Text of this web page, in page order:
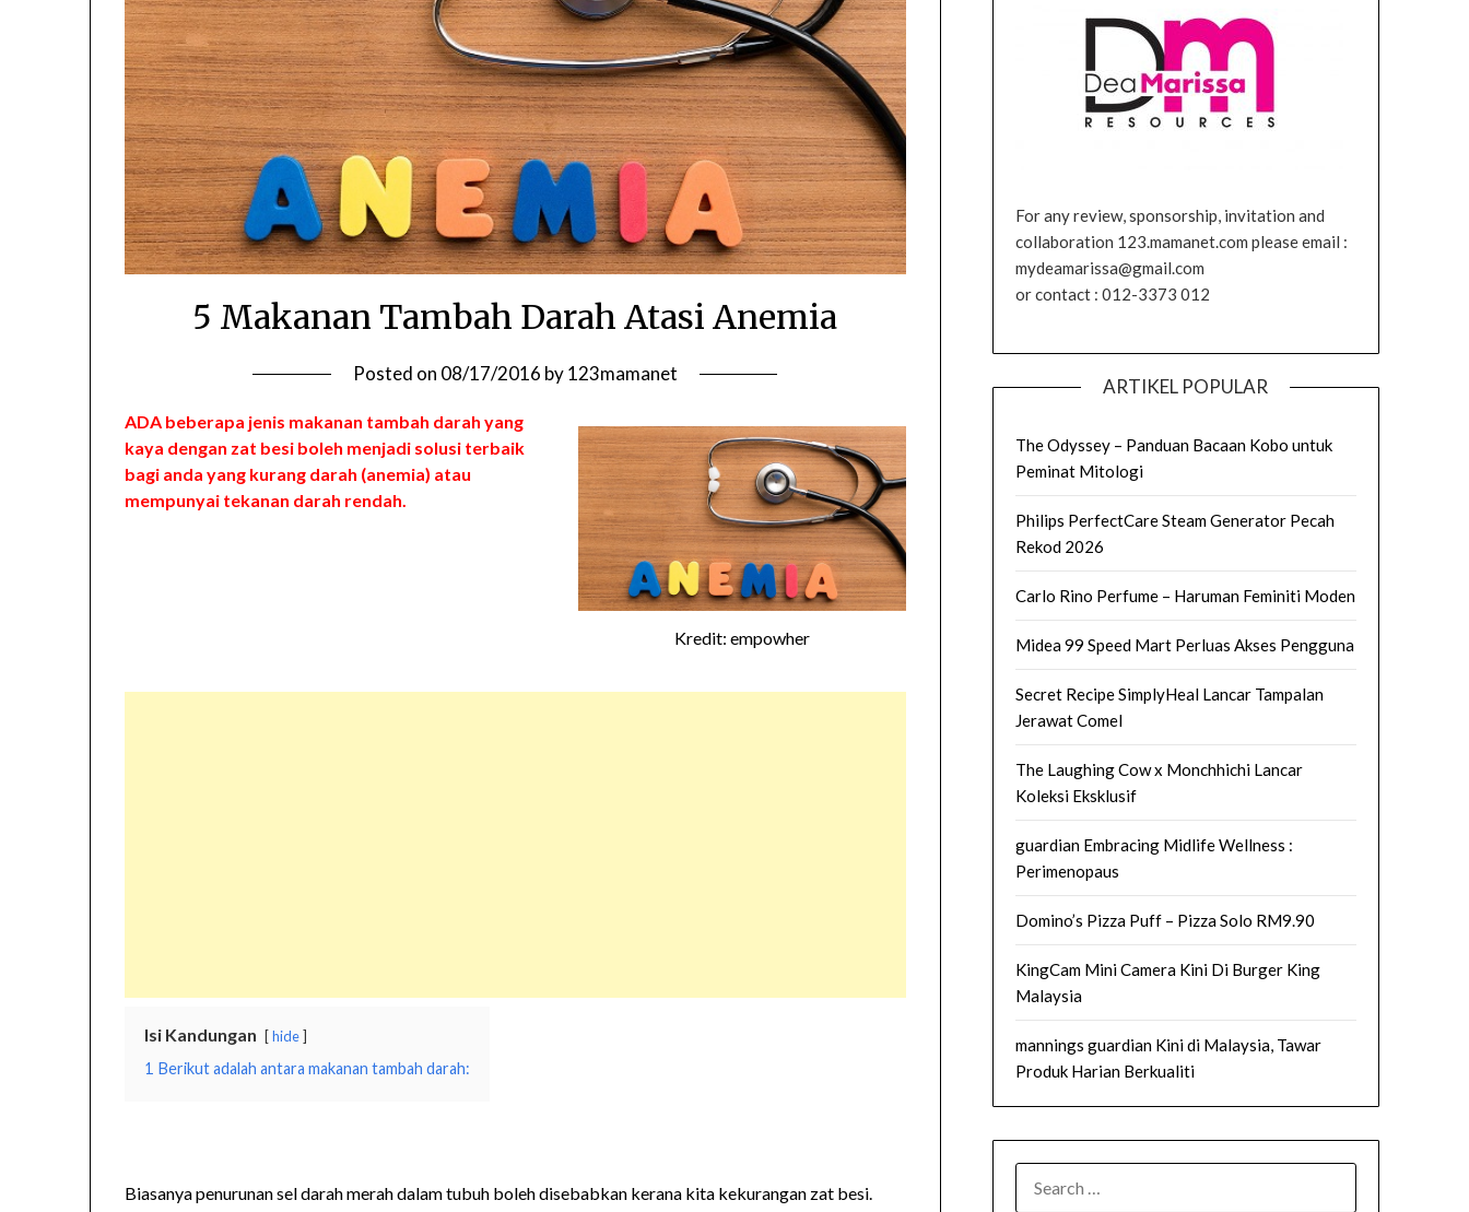
5 Makanan Tambah Darah Atasi Anemia
Posted on 08/17/2016 by123mamanet
Kredit: empowher
ADA beberapa jenis makanan tambah darah yang
kaya dengan zat besi boleh menjadi solusi terbaik
bagi anda yang kurang darah (anemia) atau
mempunyai tekanan darah rendah.
Isi Kandungan hide
1 Berikut adalah antara makanan tambah darah:
Biasanya penurunan sel darah merah dalam tubuh boleh disebabkan kerana kita kekurangan zat besi.
For any review, sponsorship, invitation and
collaboration 123.mamanet.com please email :
mydeamarissa@gmail.com
or contact : 012-3373 012
ARTIKEL POPULAR
The Odyssey – Panduan Bacaan Kobo untuk
Peminat Mitologi
Philips PerfectCare Steam Generator Pecah
Rekod 2026
Carlo Rino Perfume – Haruman Feminiti Moden
Midea 99 Speed Mart Perluas Akses Pengguna
Secret Recipe SimplyHeal Lancar Tampalan
Jerawat Comel
The Laughing Cow x Monchhichi Lancar
Koleksi Eksklusif
guardian Embracing Midlife Wellness :
Perimenopaus
Domino’s Pizza Puff – Pizza Solo RM9.90
KingCam Mini Camera Kini Di Burger King
Malaysia
mannings guardian Kini di Malaysia, Tawar
Produk Harian Berkualiti
FOR: